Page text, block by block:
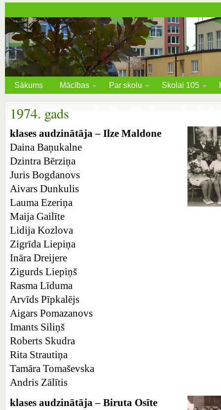
Sākums Mācības Par skolu Skolai 105
1974. gads
klases audzinātāja – Ilze Maldone
Daina Baņukalne
Dzintra Bērziņa
Juris Bogdanovs
Aivars Dunkulis
Lauma Ezeriņa
Maija Gailīte
Lidija Kozlova
Zigrīda Liepiņa
Ināra Dreijere
Zigurds Liepiņš
Rasma Līduma
Arvīds Pīpkalējs
Aigars Pomazanovs
Imants Siliņš
Roberts Skudra
Rita Strautiņa
Tamāra Tomaševska
Andris Zālītis
klases audzinātāja – Biruta Osīte